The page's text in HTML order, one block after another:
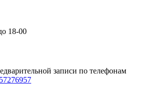
18-00
записи по телефонам